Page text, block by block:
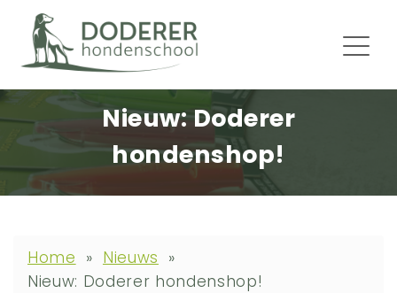
Nieuw: Doderer
hondenshop!
Home » Nieuws »
Nieuw: Doderer hondenshop!